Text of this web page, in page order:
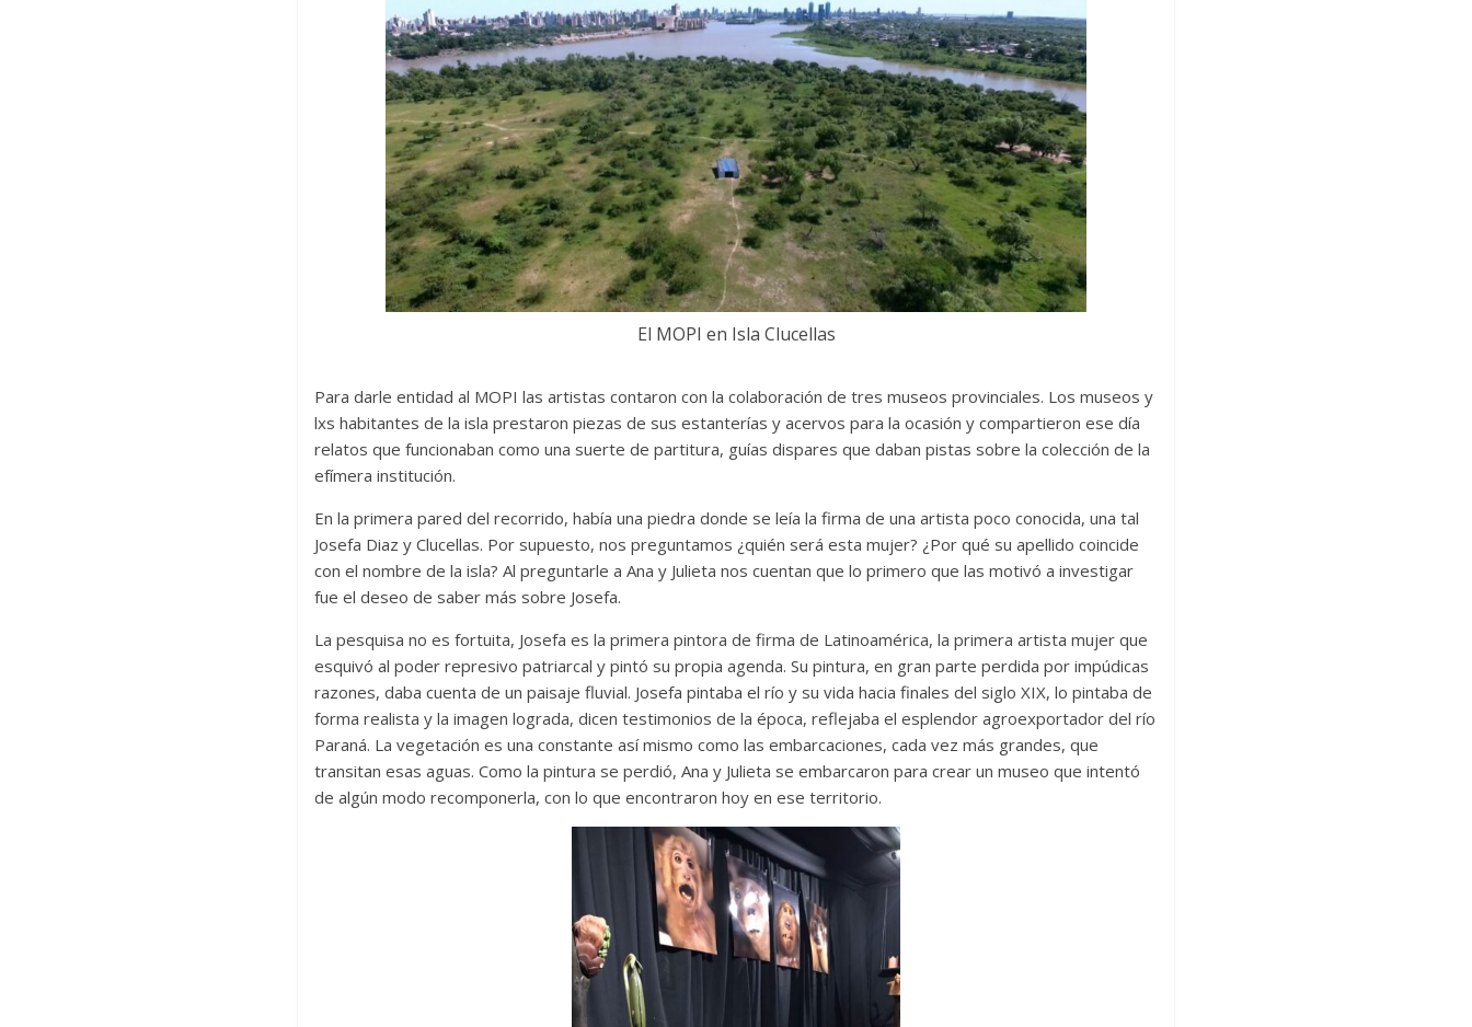
El MOPI en Isla Clucellas
Para darle entidad al MOPI las artistas contaron con la colaboración de tres museos provinciales. Los museos y
lxs habitantes de la isla prestaron piezas de sus estanterías y acervos para la ocasión y compartieron ese día
relatos que funcionaban como una suerte de partitura, guías dispares que daban pistas sobre la colección de la
efímera institución.
En la primera pared del recorrido, había una piedra donde se leía la firma de una artista poco conocida, una tal
Josefa Diaz y Clucellas. Por supuesto, nos preguntamos ¿quién será esta mujer? ¿Por qué su apellido coincide
con el nombre de la isla? Al preguntarle a Ana y Julieta nos cuentan que lo primero que las motivó a investigar
fue el deseo de saber más sobre Josefa.
La pesquisa no es fortuita, Josefa es la primera pintora de firma de Latinoamérica, la primera artista mujer que
esquivó al poder represivo patriarcal y pintó su propia agenda. Su pintura, en gran parte perdida por impúdicas
razones, daba cuenta de un paisaje fluvial. Josefa pintaba el río y su vida hacia finales del siglo XIX, lo pintaba de
forma realista y la imagen lograda, dicen testimonios de la época, reflejaba el esplendor agroexportador del río
Paraná. La vegetación es una constante así mismo como las embarcaciones, cada vez más grandes, que
transitan esas aguas. Como la pintura se perdió, Ana y Julieta se embarcaron para crear un museo que intentó
de algún modo recomponerla, con lo que encontraron hoy en ese territorio.